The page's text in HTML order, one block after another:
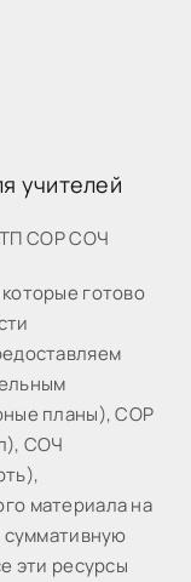
учителей
СОР СОЧ
готово
планы), СОР
СОЧ
материала на
суммативную
эти ресурсы